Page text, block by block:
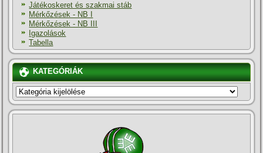
Játékoskeret és szakmai stáb
Mérkőzések - NB I
Mérkőzések - NB III
Igazolások
Tabella
KATEGÓRIÁK
KATEGÓRIÁK